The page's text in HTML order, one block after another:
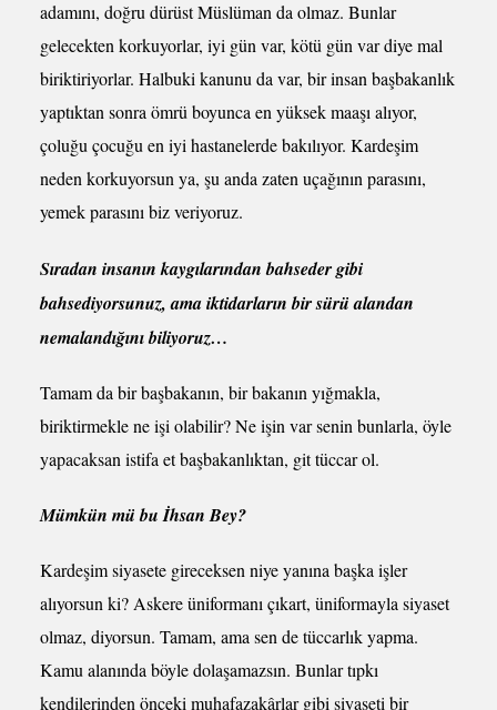
adamını, doğru dürüst Müslüman da olmaz. Bunlar
gelecekten korkuyorlar, iyi gün var, kötü gün var diye mal
biriktiriyorlar. Halbuki kanunu da var, bir insan başbakanlık
yaptıktan sonra ömrü boyunca en yüksek maaşı alıyor,
çoluğu çocuğu en iyi hastanelerde bakılıyor. Kardeşim
neden korkuyorsun ya, şu anda zaten uçağının parasını,
yemek parasını biz veriyoruz.
Sıradan insanın kaygılarından bahseder gibi
bahsediyorsunuz, ama iktidarların bir sürü alandan
nemalandığını biliyoruz…
Tamam da bir başbakanın, bir bakanın yığmakla,
biriktirmekle ne işi olabilir? Ne işin var senin bunlarla, öyle
yapacaksan istifa et başbakanlıktan, git tüccar ol.
Mümkün mü bu İhsan Bey?
Kardeşim siyasete gireceksen niye yanına başka işler
alıyorsun ki? Askere üniformanı çıkart, üniformayla siyaset
olmaz, diyorsun. Tamam, ama sen de tüccarlık yapma.
Kamu alanında böyle dolaşamazsın. Bunlar tıpkı
kendilerinden önceki muhafazakârlar gibi siyaseti bir